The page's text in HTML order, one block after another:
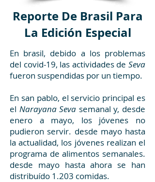
Reporte De Brasil Para
La Edición Especial
En brasil, debido a los problemas
del covid-19, las actividades de Seva
fueron suspendidas por un tiempo.
En san pablo, el servicio principal es
el Narayana Seva semanal y, desde
enero a mayo, los jóvenes no
pudieron servir. desde mayo hasta
la actualidad, los jóvenes realizan el
programa de alimentos semanales.
desde mayo hasta ahora se han
distribuído 1.203 comidas.